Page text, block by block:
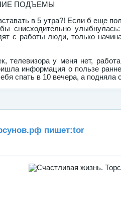
ПОДЪЕМЫ
в 5 утра?! Если б еще
снисходительно
с работы люди, только
телевизора у меня нет,
информация о пользе
спать в 10 вечера, а
пишет:tor